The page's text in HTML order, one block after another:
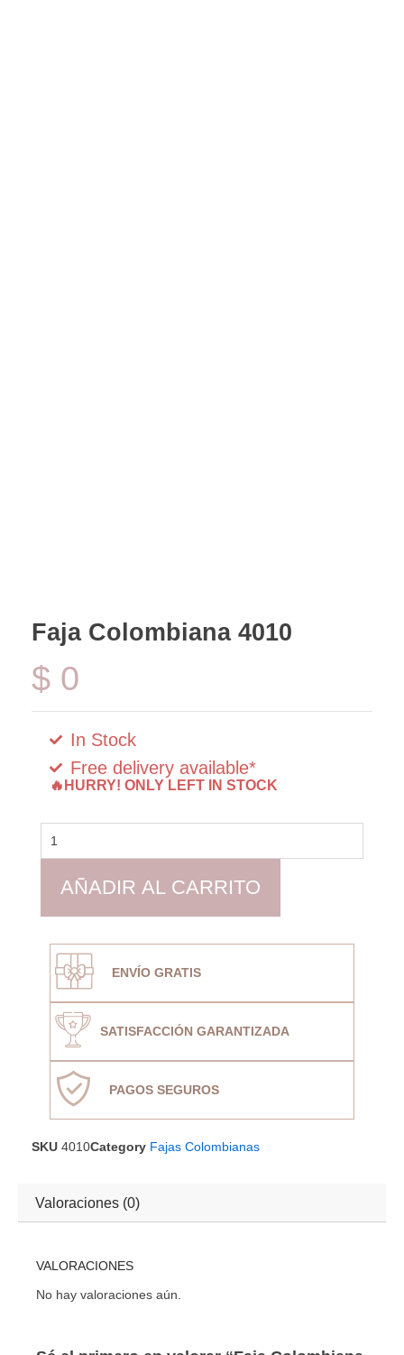
Faja Colombiana 4010
$ 0
In Stock
Free delivery available*
🔥HURRY! ONLY LEFT IN STOCK
Faja
Colombiana
4010
cantidad
AÑADIR AL CARRITO
ENVÍO GRATIS
SATISFACCIÓN GARANTIZADA
PAGOS SEGUROS
SKU 4010Category Fajas Colombianas
Valoraciones (0)
VALORACIONES
No hay valoraciones aún.